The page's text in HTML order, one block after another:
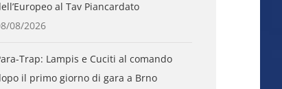
al Tav Piancardato
08/2026
Trap: Lampis e Cuciti al comando
il primo giorno di gara a Brno